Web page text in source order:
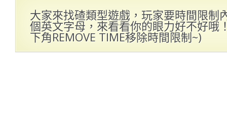
大家來找碴類型遊戲，玩家要時間限制
個英文字母，來看看你的眼力好不好哦
下角REMOVE TIME移除時間限制~)